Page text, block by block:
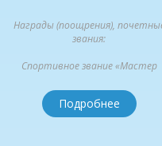
Награды (поощрения),
звания:
Спортивное звание «Мастер
30.06.1989...
Подробнее